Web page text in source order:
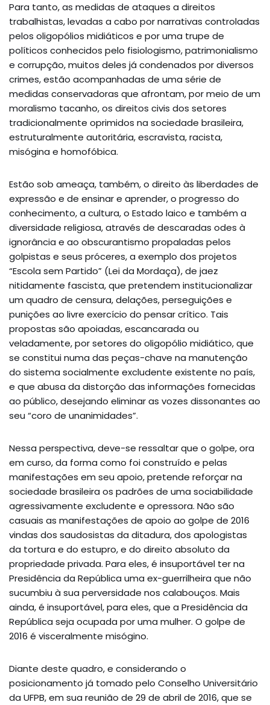
Para tanto, as medidas de ataques a direitos
trabalhistas, levadas a cabo por narrativas controladas
pelos oligopólios midiáticos e por uma trupe de
políticos conhecidos pelo fisiologismo, patrimonialismo
e corrupção, muitos deles já condenados por diversos
crimes, estão acompanhadas de uma série de
medidas conservadoras que afrontam, por meio de um
moralismo tacanho, os direitos civis dos setores
tradicionalmente oprimidos na sociedade brasileira,
estruturalmente autoritária, escravista, racista,
misógina e homofóbica.
Estão sob ameaça, também, o direito às liberdades de
expressão e de ensinar e aprender, o progresso do
conhecimento, a cultura, o Estado laico e também a
diversidade religiosa, através de descaradas odes à
ignorância e ao obscurantismo propaladas pelos
golpistas e seus próceres, a exemplo dos projetos
“Escola sem Partido” (Lei da Mordaça), de jaez
nitidamente fascista, que pretendem institucionalizar
um quadro de censura, delações, perseguições e
punições ao livre exercício do pensar crítico. Tais
propostas são apoiadas, escancarada ou
veladamente, por setores do oligopólio midiático, que
se constitui numa das peças-chave na manutenção
do sistema socialmente excludente existente no país,
e que abusa da distorção das informações fornecidas
ao público, desejando eliminar as vozes dissonantes ao
seu “coro de unanimidades”.
Nessa perspectiva, deve-se ressaltar que o golpe, ora
em curso, da forma como foi construído e pelas
manifestações em seu apoio, pretende reforçar na
sociedade brasileira os padrões de uma sociabilidade
agressivamente excludente e opressora. Não são
casuais as manifestações de apoio ao golpe de 2016
vindas dos saudosistas da ditadura, dos apologistas
da tortura e do estupro, e do direito absoluto da
propriedade privada. Para eles, é insuportável ter na
Presidência da República uma ex-guerrilheira que não
sucumbiu à sua perversidade nos calabouços. Mais
ainda, é insuportável, para eles, que a Presidência da
República seja ocupada por uma mulher. O golpe de
2016 é visceralmente misógino.
Diante deste quadro, e considerando o
posicionamento já tomado pelo Conselho Universitário
da UFPB, em sua reunião de 29 de abril de 2016, que se